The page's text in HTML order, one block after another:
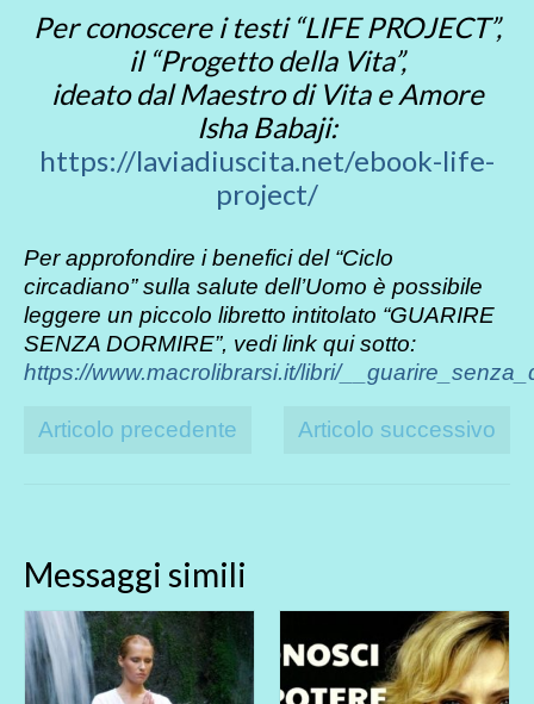
Per conoscere i testi “LIFE PROJECT”,
il “Progetto della Vita”,
ideato dal Maestro di Vita e Amore
Isha Babaji:
https://laviadiuscita.net/ebook-life-
project/
Per approfondire i benefici del “Ciclo
circadiano” sulla salute dell’Uomo è possibile
leggere un piccolo libretto intitolato “GUARIRE
SENZA DORMIRE”, vedi link qui sotto:
https://www.macrolibrarsi.it/libri/
Articolo precedente Articolo successivo
Messaggi simili